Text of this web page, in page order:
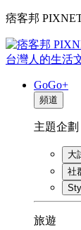
痞客邦
台灣人的生活
GoGo+
頻道
主題企劃
大
社
旅遊